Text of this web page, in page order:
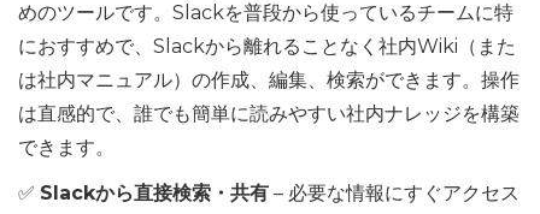
めのツールです。Slackを普段から使っているチームに特
におすすめで、Slackから離れることなく社内Wiki（また
は社内マニュアル）の作成、編集、検索ができます。操作
は直感的で、誰でも簡単に読みやすい社内ナレッジを構築
できます。
✅ Slackから直接検索・共有 – 必要な情報にすぐアクセス